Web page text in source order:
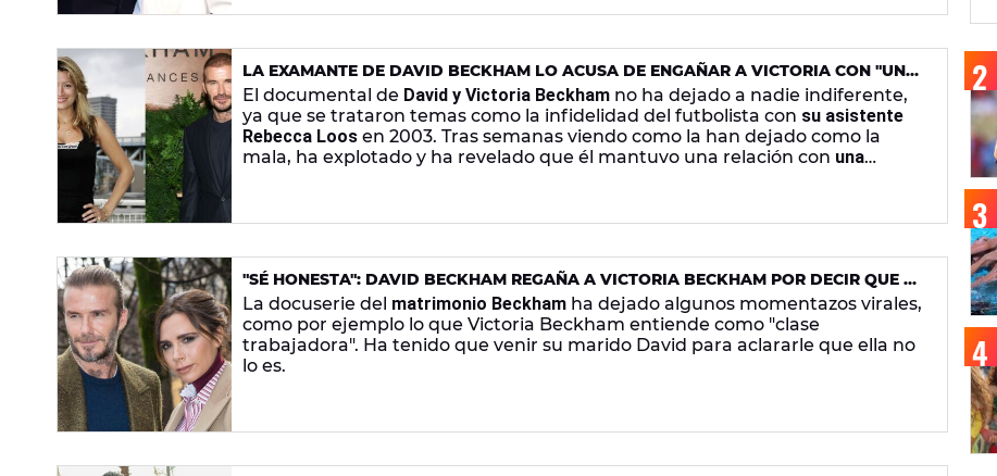
LA EXAMANTE DE DAVID BECKHAM LO ACUSA DE ENGAÑAR A VICTORIA CON "UNA
DESPAMPANANTE MODELO ESPAÑOLA"
El documental de David y Victoria Beckham no ha dejado a nadie indiferente,
ya que se trataron temas como la infidelidad del futbolista con su asistente
Rebecca Loos en 2003. Tras semanas viendo como la han dejado como la
mala, ha explotado y ha revelado que él mantuvo una relación con una
"SÉ HONESTA": DAVID BECKHAM REGAÑA A VICTORIA BECKHAM POR DECIR QUE ES
"DE CLASE TRABAJADORA"
La docuserie del matrimonio Beckham ha dejado algunos momentazos virales,
como por ejemplo lo que Victoria Beckham entiende como "clase
trabajadora". Ha tenido que venir su marido David para aclararle que ella no
lo es.